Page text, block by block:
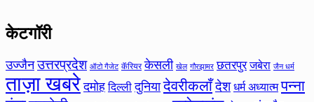
केटगॉरी
उज्जैन उत्तरप्रदेश ऑटो गैजेट कॅरियर केसली खेल गौरझामर छतरपुर जबेरा जैन धर्म
ताज़ा खबरे दमोह दिल्ली दुनिया देवरीकलाँदेश धर्म अध्यात्म पन्ना